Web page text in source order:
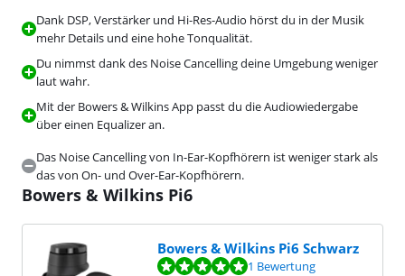
Dank DSP, Verstärker und Hi-Res-Audio hörst du in der Musik
mehr Details und eine hohe Tonqualität.
Du nimmst dank des Noise Cancelling deine Umgebung weniger
laut wahr.
Mit der Bowers & Wilkins App passt du die Audiowiedergabe
über einen Equalizer an.
Das Noise Cancelling von In-Ear-Kopfhörern ist weniger stark als
das von On- und Over-Ear-Kopfhörern.
Bowers & Wilkins Pi6
Bowers & Wilkins Pi6 Schwarz
Bewertet mit 10 von 10, basierend auf 1 Bewertung.1 Bewertung